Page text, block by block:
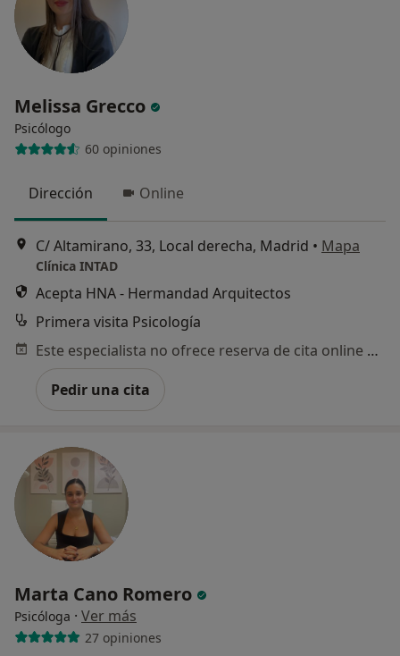
Melissa Grecco
Psicólogo
60 opiniones
Dirección Online
C/ Altamirano, 33, Local derecha, Madrid • Mapa
Clínica INTAD
Acepta HNA - Hermandad Arquitectos
Primera visita Psicología
Este especialista no ofrece reserva de cita online en esta dirección.
Pedir una cita
Marta Cano Romero
Psicóloga · Ver más
27 opiniones